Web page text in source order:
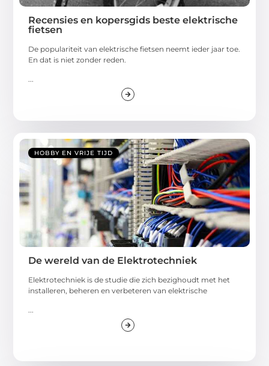
Recensies en kopersgids beste elektrische
fietsen
De populariteit van elektrische fietsen neemt ieder jaar toe.
En dat is niet zonder reden.
...
HOBBY EN VRIJE TIJD
De wereld van de Elektrotechniek
Elektrotechniek is de studie die zich bezighoudt met het
installeren, beheren en verbeteren van elektrische
...